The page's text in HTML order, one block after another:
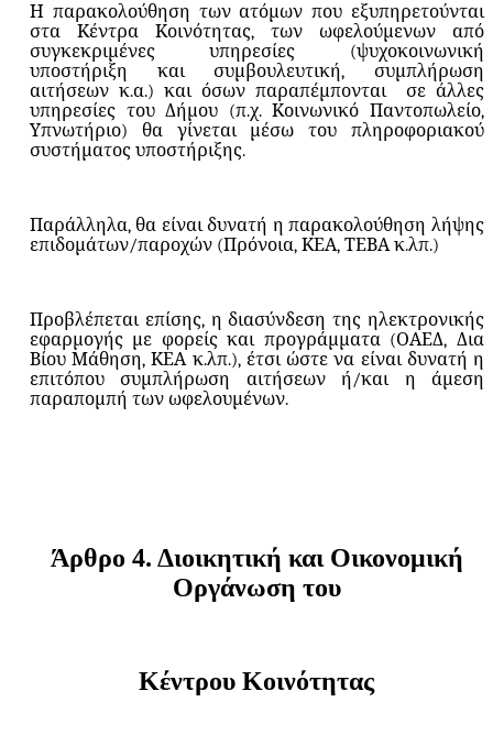
Η παρακολούθηση των ατόμων που εξυπηρετούνται
στα Κέντρα Κοινότητας, των ωφελούμενων από
συγκεκριμένες υπηρεσίες (ψυχοκοινωνική
υποστήριξη και συμβουλευτική, συμπλήρωση
αιτήσεων κ.α.) και όσων παραπέμπονται
σε άλλες
υπηρεσίες του Δήμου (π.χ. Κοινωνικό Παντοπωλείο,
Υπνωτήριο) θα γίνεται μέσω του πληροφοριακού
συστήματος υποστήριξης.
Παράλληλα, θα είναι δυνατή η παρακολούθηση λήψης
επιδομάτων/παροχών (Πρόνοια, ΚΕΑ, ΤΕΒΑ κ.λπ.)
Προβλέπεται επίσης, η διασύνδεση της ηλεκτρονικής
εφαρμογής με φορείς και προγράμματα (ΟΑΕΔ, Δια
Βίου Μάθηση, ΚΕΑ κ.λπ.), έτσι ώστε να είναι δυνατή η
επιτόπου συμπλήρωση αιτήσεων ή/και η άμεση
παραπομπή των ωφελουμένων.
Άρθρο 4. Διοικητική και Οικονομική
Οργάνωση του
Κέντρου Κοινότητας